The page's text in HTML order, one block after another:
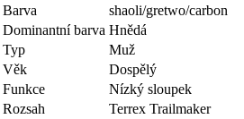
Barva
shaoli/gretwo/carbon
Dominantní barva Hnědá
Typ
Muž
Věk
Dospělý
Funkce
Nízký sloupek
Rozsah
Terrex Trailmaker